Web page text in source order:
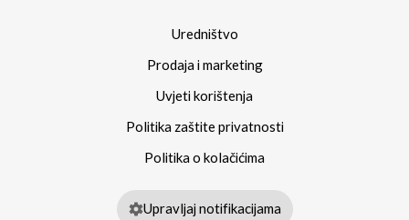
Uredništvo
Prodaja i marketing
Uvjeti korištenja
Politika zaštite privatnosti
Politika o kolačićima
Upravljaj notifikacijama